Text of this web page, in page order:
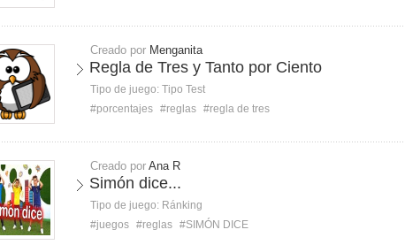
Creado por Menganita
Regla de Tres y Tanto por Ciento
Tipo de juego: Tipo Test
#porcentajes #reglas #regla de tres
Creado por Ana R
Simón dice...
Tipo de juego: Ránking
#juegos #reglas #SIMÓN DICE